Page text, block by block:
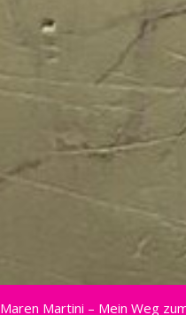
Maren Martini – Mein Weg